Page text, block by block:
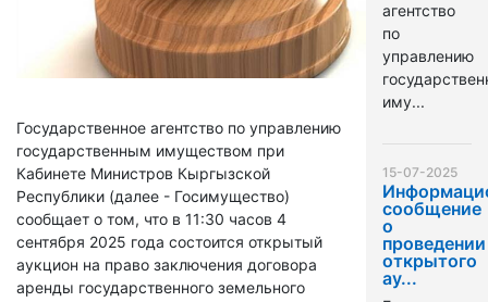
Государственное агентство по управлению
государственным имуществом при
Кабинете Министров Кыргызской
Республики (далее - Госимущество)
сообщает о том, что в 11:30 часов 4
сентября 2025 года состоится открытый
аукцион на право заключения договора
аренды государственного земельного
агентство
по
управлению
иму...
15-07-2025
сообщение
о
проведении
открытого
ау...